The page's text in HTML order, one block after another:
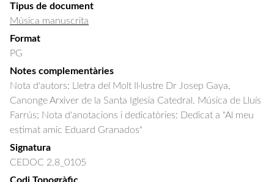
Tipus de document
Música manuscrita
Format
PG
Notes complementàries
Nota d'autors: Lletra del Molt Il·lustre Dr Josep Gaya,
Canonge Arxiver de la Santa Iglesia Catedral. Música de Lluís
Farrús; Nota d'anotacions i dedicatòries: Dedicat a "Al meu
estimat amic Eduard Granados"
Signatura
CEDOC 2.8_0105